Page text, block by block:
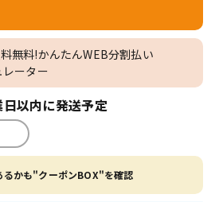
無料!かんたんWEB分割払い
レーター
以内に発送予定
るかも"クーポンBOX"を確認